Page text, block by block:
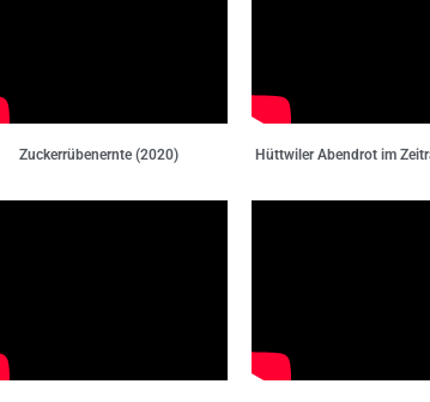
Zuckerrübenernte (2020) Hüttwiler Abendrot im